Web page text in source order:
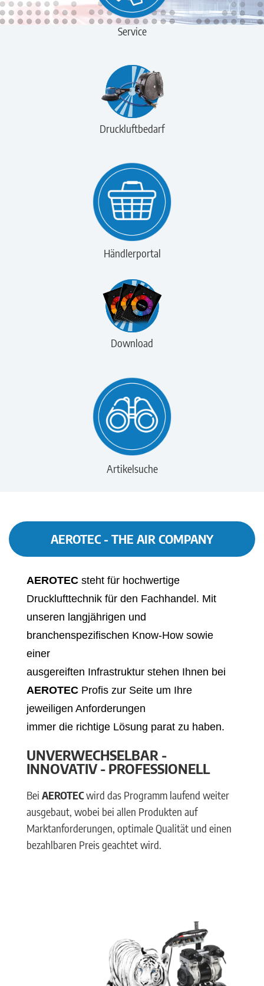
Service
Druckluftbedarf
Händlerportal
Download
Artikelsuche
AEROTEC - THE AIR COMPANY
AEROTEC steht für hochwertige
Drucklufttechnik für den Fachhandel. Mit
unseren langjährigen und
branchenspezifischen Know-How sowie
einer
ausgereiften Infrastruktur stehen Ihnen bei
AEROTEC Profis zur Seite um Ihre
jeweiligen Anforderungen
immer die richtige Lösung parat zu haben.
UNVERWECHSELBAR -
INNOVATIV - PROFESSIONELL
Bei AEROTECwird das Programm laufend weiter
ausgebaut, wobei bei allen Produkten auf
Marktanforderungen, optimale Qualität und einen
bezahlbaren Preis geachtet wird.